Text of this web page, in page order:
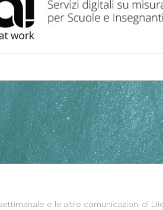
e le altre comunicazioni di